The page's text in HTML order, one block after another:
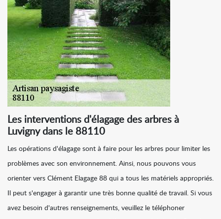
Les interventions d'élagage des arbres à
Luvigny dans le 88110
Les opérations d'élagage sont à faire pour les arbres pour limiter les
problèmes avec son environnement. Ainsi, nous pouvons vous
orienter vers Clément Elagage 88 qui a tous les matériels appropriés.
Il peut s'engager à garantir une très bonne qualité de travail. Si vous
avez besoin d'autres renseignements, veuillez le téléphoner